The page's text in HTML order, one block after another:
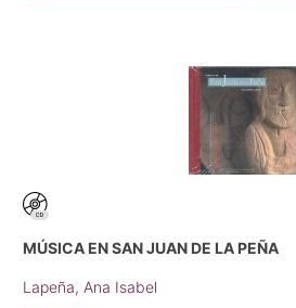
MÚSICA EN SAN JUAN DE LA PEÑA
Lapeña, Ana Isabel